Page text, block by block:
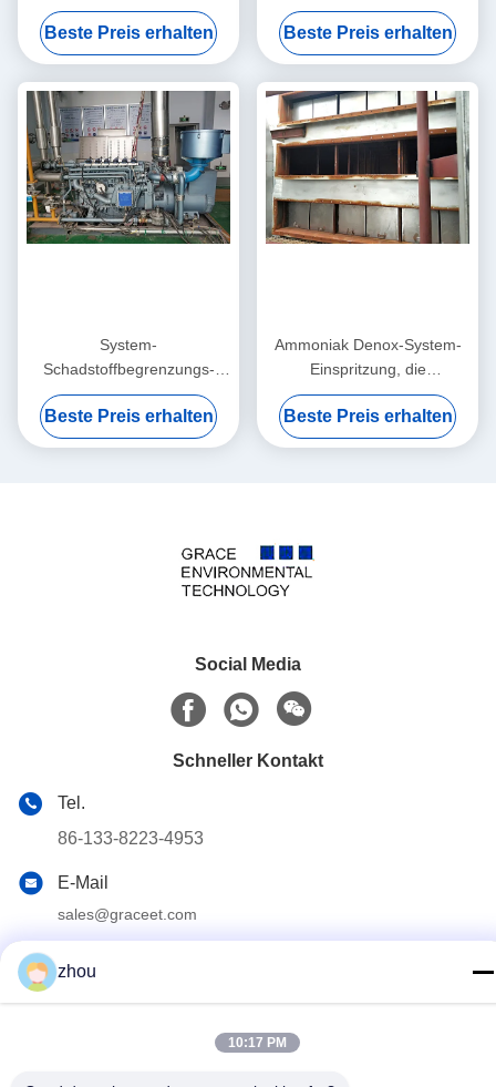
For De Nox Application der
katalytischen Reduktion
Beste Preis erhalten
DeNOx für Projekt
Störungsbesuchs Denitration
Beste Preis erhalten
System-
Schadstoffbegrenzungs-
ölbefeuerter Gas-Kessel
Ammoniak-Störungsbesuchs
Denox
Beste Preis erhalten
Ammoniak Denox-System-
Einspritzung, die
Störungsbesuch-
Reduzierungs-Rauchgas
Denitration mischt
Beste Preis erhalten
Social Media
Schneller Kontakt
Tel.
86-133-8223-4953
E-Mail
sales@graceet.com
Jiangsu-Provinz, China
zhou
10:17 PM